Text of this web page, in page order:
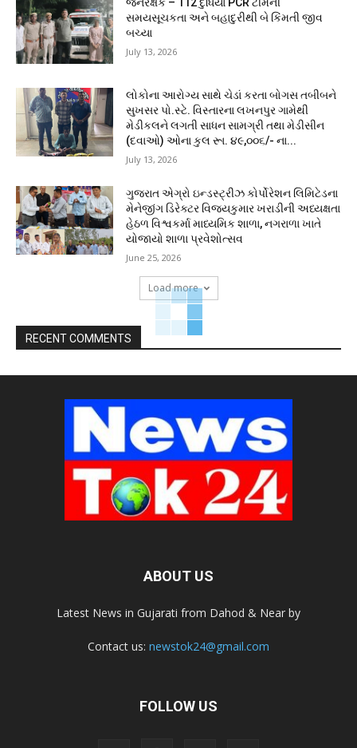
જનરક્ષક – 112 દુધિયા PCR ટીમની
સમયસૂચકતા અને બહાદુરીથી બે કિંમતી જીવ
બચ્યા
July 13, 2026
લોકોના આરોગ્ય સાથે ચેડાં કરતા બોગસ તબીબને
સુખસર પો.સ્ટે. વિસ્તારના લખનપુર ગામેથી
મેડીકલને લગતી સાધન સામગ્રી તથા મેડીસીન
(દવાઓ) ઓના કુલ રૂા. ૪૯,૦૦૬/- ના...
July 13, 2026
ગુજરાત એગ્રો ઇન્ડસ્ટ્રીઝ કોર્પોરેશન લિમિટેડના
મેનેજીંગ ડિરેક્ટર વિજયકુમાર ખરાડીની અધ્યક્ષતા
હેઠળ વિશ્વકર્મા માધ્યમિક શાળા, નગરાળા ખાતે
યોજાયો શાળા પ્રવેશોત્સવ
June 25, 2026
Load more
RECENT COMMENTS
ABOUT US
Latest News in Gujarati from Dahod & Near by
Contact us: newstok24@gmail.com
FOLLOW US